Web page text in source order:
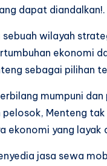
dapat diandalkan!.
wilayah
ekonomi
sebagai pilihan
mumpuni
Menteng
ekonomi yang layak
jasa sewa